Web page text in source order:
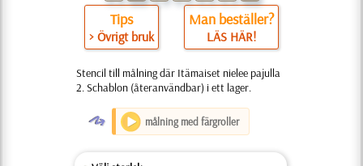
Tips
> Övrigt bruk
Man beställer?
LÄS HÄR!
Stencil till målning där Itämaiset nielee pajulla
2. Schablon (återanvändbar) i ett lager.
O målning med färgroller